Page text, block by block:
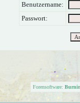
Benutzername:
Passwort:
Forensoftware: